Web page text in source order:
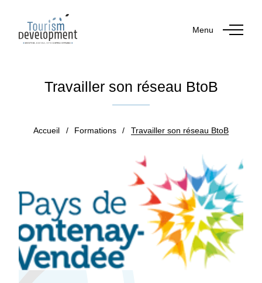
Menu
Travailler son réseau BtoB
Accueil / Formations / Travailler son réseau BtoB